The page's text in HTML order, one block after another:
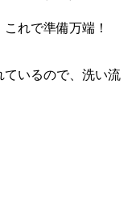
れで準備万端！
ているので、洗い流